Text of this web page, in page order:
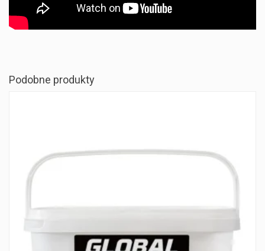
Podobne produkty